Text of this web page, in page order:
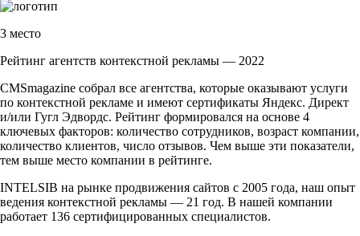
3 место
Рейтинг агентств контекстной рекламы — 2022
CMSmagazine собрал все агентства, которые оказывают услуги
по контекстной рекламе и имеют сертификаты Яндекс. Директ
и/или Гугл Эдвордс. Рейтинг формировался на основе 4
ключевых факторов: количество сотрудников, возраст компании,
количество клиентов, число отзывов. Чем выше эти показатели,
тем выше место компании в рейтинге.
INTELSIB на рынке продвижения сайтов с 2005 года, наш опыт
ведения контекстной рекламы — 21 год. В нашей компании
работает 136 сертифицированных специалистов.